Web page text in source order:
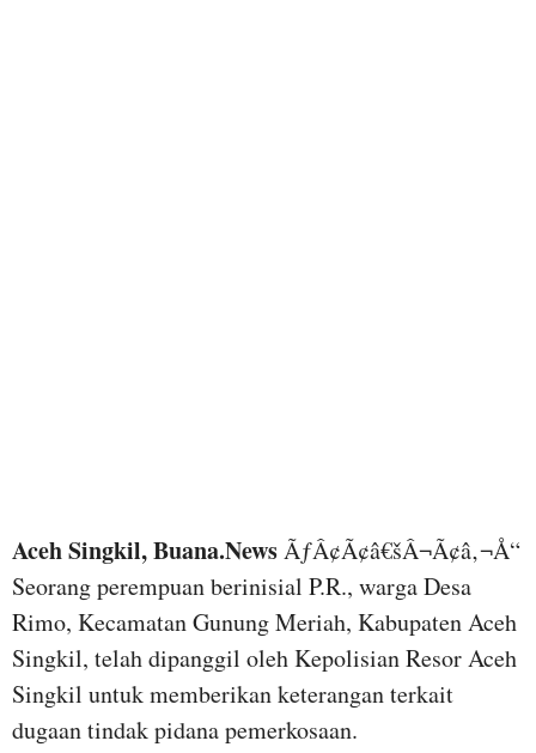
Aceh Singkil, Buana.NewsÃƒÂ¢Ã¢â€šÂ¬Ã¢â‚¬Å“
Seorang perempuan berinisial P.R., warga Desa
Rimo, Kecamatan Gunung Meriah, Kabupaten Aceh
Singkil, telah dipanggil oleh Kepolisian Resor Aceh
Singkil untuk memberikan keterangan terkait
dugaan tindak pidana pemerkosaan.